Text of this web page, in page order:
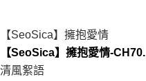
【SeoSica】擁抱愛情
【SeoSica】擁抱愛情-CH70.
清風絮語